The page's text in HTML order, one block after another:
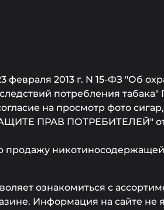
2013 г. N 15-ФЗ "Об
потребления табака"
на просмотр фото
ПРАВ ПОТРЕБИТЕЛЕЙ" от
никотиносодержащей
ознакомиться с
Информация на сайте не